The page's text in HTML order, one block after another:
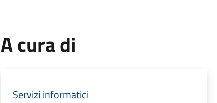
A cura di
Servizi informatici